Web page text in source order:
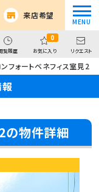
来店希望
覧履歴
0
お気に入り リクエスト
フォートベネフィス室見2
報
の物件詳細